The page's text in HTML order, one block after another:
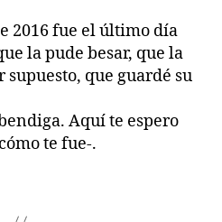
2016 fue el último día
la pude besar, que la
que guardé su
Aquí te espero
te fue-.